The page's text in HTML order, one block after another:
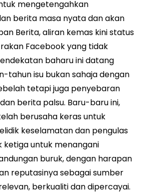
mengetengahkan
berita masa nyata dan akan
Berita, aliran kemas kini status
Facebook yang tidak
baharu ini datang
tahun isu bukan sahaja dengan
tetapi juga penyebaran
berita palsu. Baru-baru ini,
berusaha keras untuk
keselamatan dan pengulas
ketiga untuk menangani
buruk, dengan harapan
reputasinya sebagai sumber
berkualiti dan dipercayai.